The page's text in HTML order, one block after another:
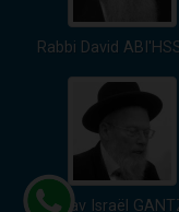
Rabbi David
Rav Israël